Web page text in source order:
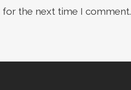
for the next time I comment.